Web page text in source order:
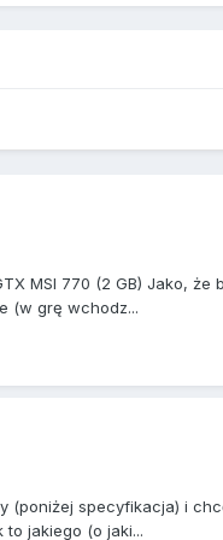
MSI 770 (2 GB) Jako,
(w grę wchodz...
specyfikacja) i
to jakiego (o jaki...